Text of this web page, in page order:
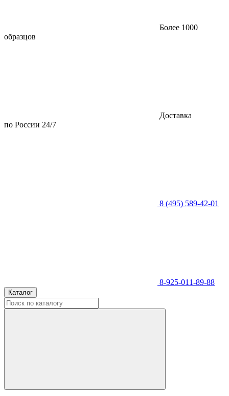
Более 1000
образцов
Доставка
по России 24/7
8 (495) 589-42-01
8-925-011-89-88
Каталог